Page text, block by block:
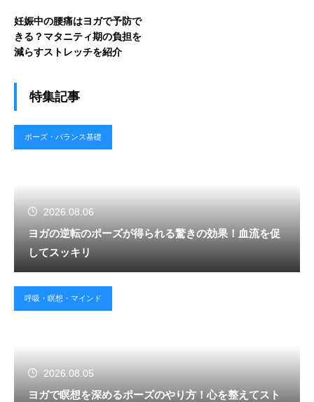
妊娠中の腰痛はヨガで予防で
きる？マタニティ期の負担を
減らすストレッチを紹介
特集記事
ポーズ・バランス基礎
2026.08.06
ヨガの逆転のポーズが得られる驚きの効果！血流を促
してスッキリ
呼吸・瞑想・マインド
2026.08.05
ヨガで瞑想を深めるポーズのやり方！心を整えてスト